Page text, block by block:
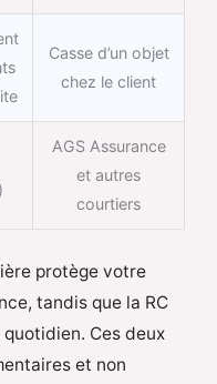
Casse d’un objet
chez le client
AGS Assurance
et autres
courtiers
protège votre
tandis que la RC
Ces deux
et non